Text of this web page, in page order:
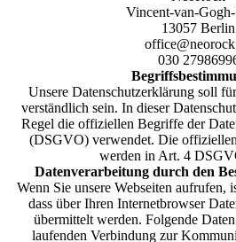
Vincent-van-Gogh-
13057 Berlin
030
Unsere Datenschutzerklärung soll
verständlich sein. In dieser
Regel die offiziellen Begriffe der
(DSGVO) verwendet. Die
werden in Art. 4
Datenverarbeitung durch den
Wenn Sie unsere Webseiten aufrufen,
dass über Ihren Internetbrowser
übermittelt werden. Folgende
laufenden Verbindung zur